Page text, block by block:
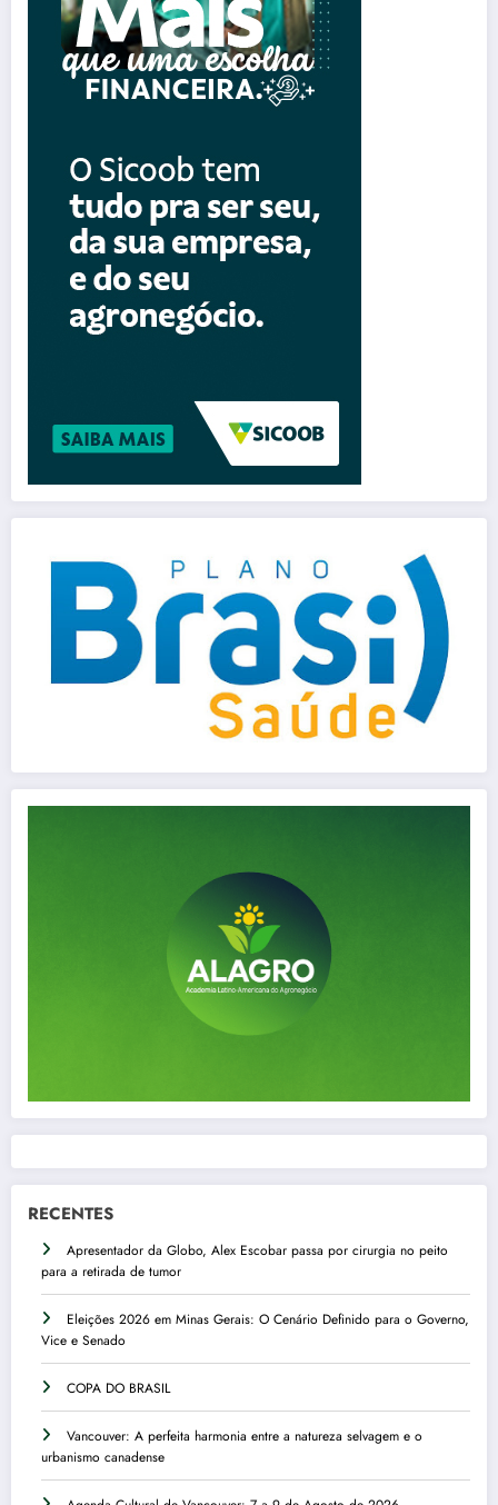
RECENTES
Apresentador da Globo, Alex Escobar passa por cirurgia no peito
para a retirada de tumor
Eleições 2026 em Minas Gerais: O Cenário Definido para o Governo,
Vice e Senado
COPA DO BRASIL
Vancouver: A perfeita harmonia entre a natureza selvagem e o
urbanismo canadense